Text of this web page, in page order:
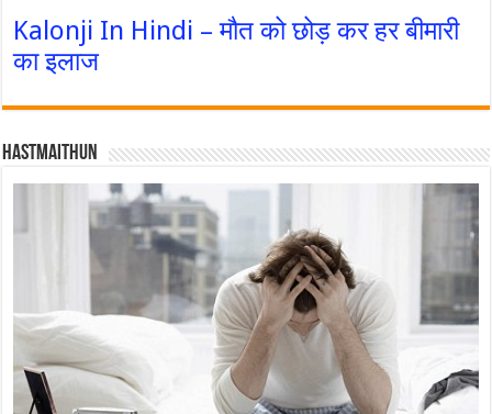
Kalonji In Hindi – मौत को छोड़ कर हर बीमारी
का इलाज
Hastmaithun